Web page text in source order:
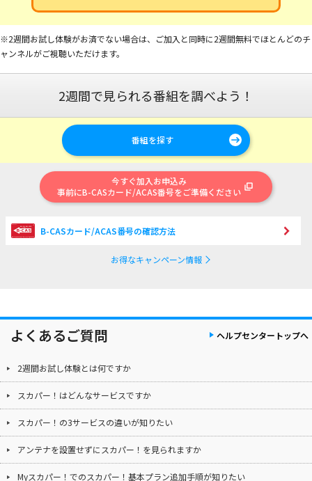
※2週間お試し体験がお済でない場合は、ご加入と同時に2週間無料でほとんどのチ
ャンネルがご視聴いただけます。
2週間で見られる番組を調べよう！
番組を探す
今すぐ加入お申込み
事前にB-CASカード/ACAS番号をご準備ください
B-CASカード/ACAS番号の確認方法
お得なキャンペーン情報
よくあるご質問 ヘルプセンタートップへ
2週間お試し体験とは何ですか
スカパー！はどんなサービスですか
スカパー！の3サービスの違いが知りたい
アンテナを設置せずにスカパー！を見られますか
Myスカパー！でのスカパー！基本プラン追加手順が知りたい